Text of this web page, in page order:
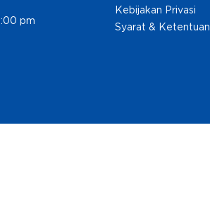
pm
Kebijakan Privasi
Syarat & Ketentuan